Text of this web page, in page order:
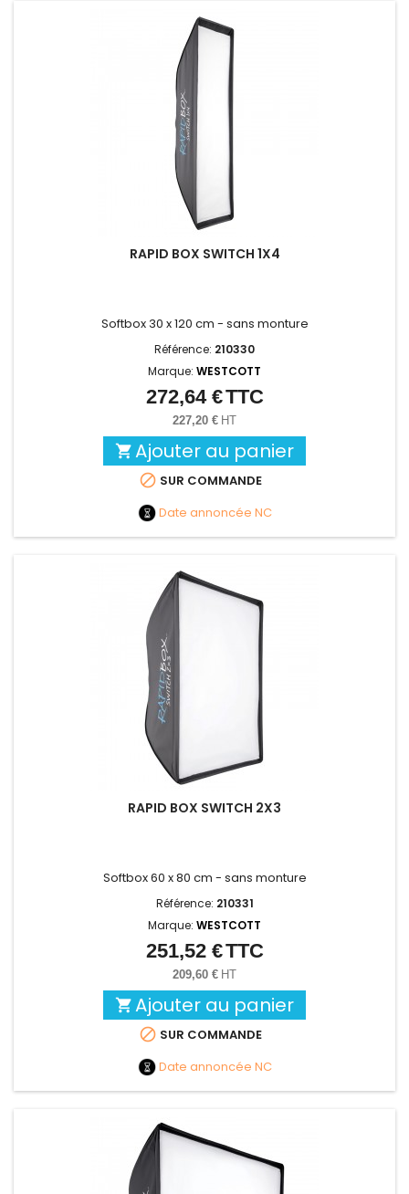
RAPID BOX SWITCH 1X4
Softbox 30 x 120 cm - sans monture
Référence: 210330
Marque: WESTCOTT
Prix
272,64 €TTC
227,20 € HT
 Ajouter au panier
 SUR COMMANDE
Date annoncée NC
RAPID BOX SWITCH 2X3
Softbox 60 x 80 cm - sans monture
Référence: 210331
Marque: WESTCOTT
Prix
251,52 €TTC
209,60 € HT
 Ajouter au panier
 SUR COMMANDE
Date annoncée NC